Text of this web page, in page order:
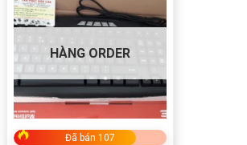
HÀNG ORDER
Đã bán 107